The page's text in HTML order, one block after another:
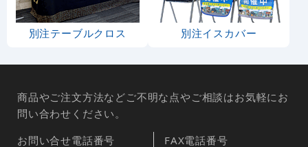
別注テーブルクロス 別注イスカバー
商品やご注文方法などご不明な点やご相談はお気軽にお
問い合わせください。
お問い合せ電話番号
FAX電話番号